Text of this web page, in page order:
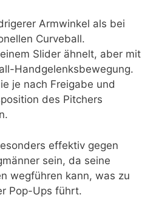
Armwinkel als bei
Curveball.
Slider ähnelt, aber mit
Handgelenksbewegung.
je nach Freigabe und
des Pitchers
effektiv gegen
sein, da seine
wegführen kann, was zu
Pop-Ups führt.